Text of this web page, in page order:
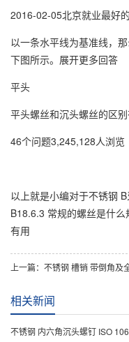
2016-02-05北京就业最好
以一条水平线为基准线，
下图所示。展开更多回答
平头
平头螺丝和沉头螺丝的区
46个问题3,245,128人浏览
以上就是小编对于不锈钢
B18.6.3 常规的螺丝是什
有用
上一篇： 不锈钢 槽销 带倒角及全长平行沟槽 GB
相关新闻
不锈钢 内六角沉头螺钉 ISO